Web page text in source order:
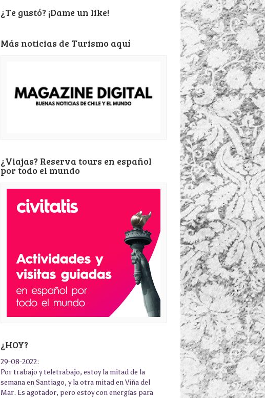
¿Te gustó? ¡Dame un like!
Más noticias de Turismo aquí
¿Viajas? Reserva tours en español
por todo el mundo
¿HOY?
29-08-2022:
Por trabajo y teletrabajo, estoy la mitad de la
semana en Santiago, y la otra mitad en Viña del
Mar. Es agotador, pero estoy con energías para